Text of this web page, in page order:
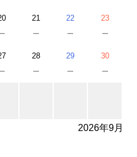
21
－
22
－
23
－
28
－
29
－
30
－
2026年9月